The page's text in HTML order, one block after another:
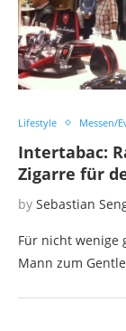
Lifestyle Messen/
Intertabac:
Zigarre für
by Sebastian
Für nicht wenige
Mann zum